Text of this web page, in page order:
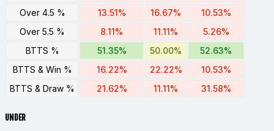
Over 4.5 %
13.51% 16.67%
10.53%
Over 5.5 %
8.11% 11.11%
5.26%
BTTS %
51.35% 50.00%
52.63%
BTTS & Win %
16.22% 22.22%
10.53%
BTTS & Draw %
21.62% 11.11% 31.58%
UNDER